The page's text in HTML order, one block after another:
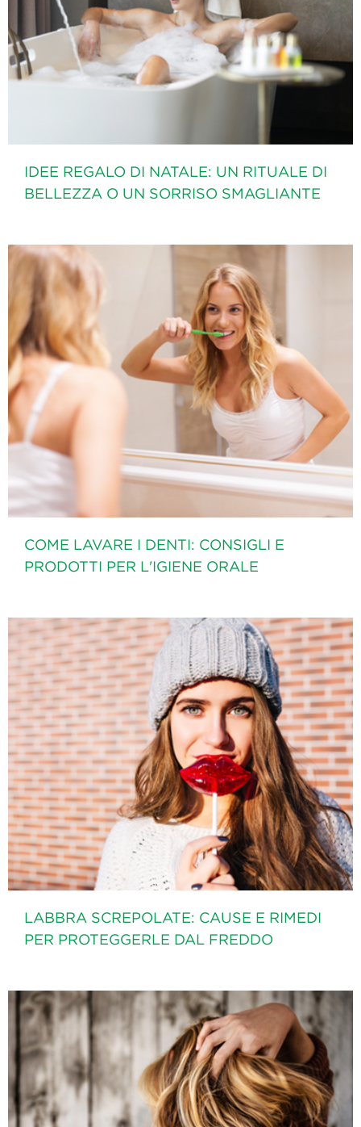
IDEE REGALO DI NATALE: UN RITUALE DI
BELLEZZA O UN SORRISO SMAGLIANTE
COME LAVARE I DENTI: CONSIGLI E
PRODOTTI PER L'IGIENE ORALE
LABBRA SCREPOLATE: CAUSE E RIMEDI
PER PROTEGGERLE DAL FREDDO